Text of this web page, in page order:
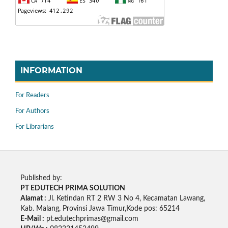
INFORMATION
For Readers
For Authors
For Librarians
Published by:
PT EDUTECH PRIMA SOLUTION
Alamat : Jl. Ketindan RT 2 RW 3 No 4, Kecamatan Lawang,
Kab. Malang, Provinsi Jawa Timur,Kode pos: 65214
E-Mail : pt.edutechprimas@gmail.com